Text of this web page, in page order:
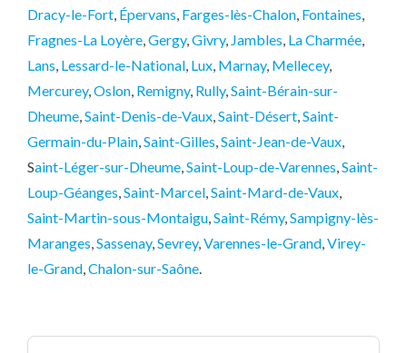
Dracy-le-Fort, Épervans Farges-lès-Chalon, Fontaines
Fragnes-La Loyère, Gergy, Givry, Jambles La Charmée,
Lans Lessard-le-National, Lux, Marnay, Mellecey,
Mercurey, Oslon, Remigny, Rully, Saint-Bérain-sur-
Dheume, Saint-Denis-de-Vaux, Saint-Désert, Saint-
Germain-du-Plain, Saint-Gilles Saint-Jean-de-Vaux,
Saint-Léger-sur-Dheume, Saint-Loup-de-Varennes Saint-
Loup-Géanges Saint-Marcel, Saint-Mard-de-Vaux,
Saint-Martin-sous-Montaigu, Saint-Rémy, Sampigny-lès-
Maranges Sassenay, Sevrey, Varennes-le-Grand, Virey-
le-Grand, Chalon-sur-Saône.